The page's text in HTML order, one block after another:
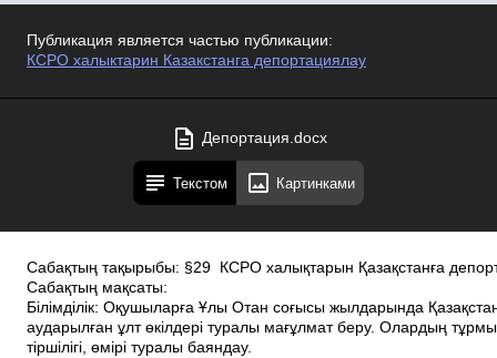
Публикация является частью публикации:
КСРО халыктарин Казакстанга депортациялау
Депортация.docx
Текстом Картинками
Сабақтың тақырыбы: §29 КСРО халықтарын Қазақстанға
Сабақтың мақсаты:
Білімділік: Оқушыларға Ұлы Отан соғысы жылдарында
аударылған ұлт өкілдері туралы мағұлмат беру. Олардың
тіршілігі, өмірі туралы баяндау.